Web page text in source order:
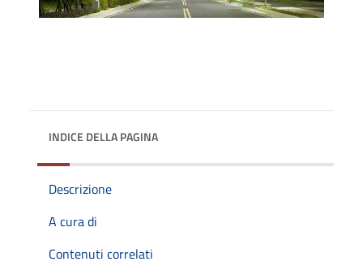
INDICE DELLA PAGINA
Descrizione
A cura di
Contenuti correlati